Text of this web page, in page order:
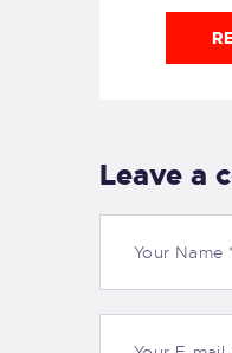
Leave a